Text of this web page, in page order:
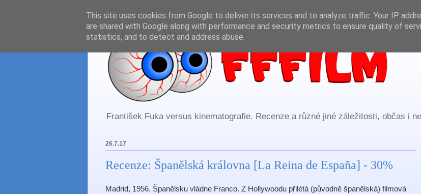
František Fuka versus kinematografie. Recenze a různé jiné záležitosti, občas i
26.7.17
Recenze: Španělská královna [La Reina de España] - 30%
Madrid, 1956. Španělsku vládne Franco. Z Hollywoodu přilétá (původně španělská) filmová
This site uses cookies from Google to deliver its services and to analyze traffic. Your IP
are shared with Google along with performance and security metrics to ensure quality of
statistics, and to detect and address abuse.